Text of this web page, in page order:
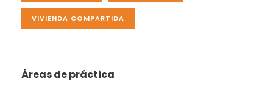
VIVIENDA COMPARTIDA
Áreas de práctica